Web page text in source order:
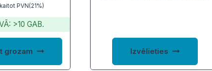
PVN(21%)
>10 GAB.
grozam
40,24 €
Izvēlieties